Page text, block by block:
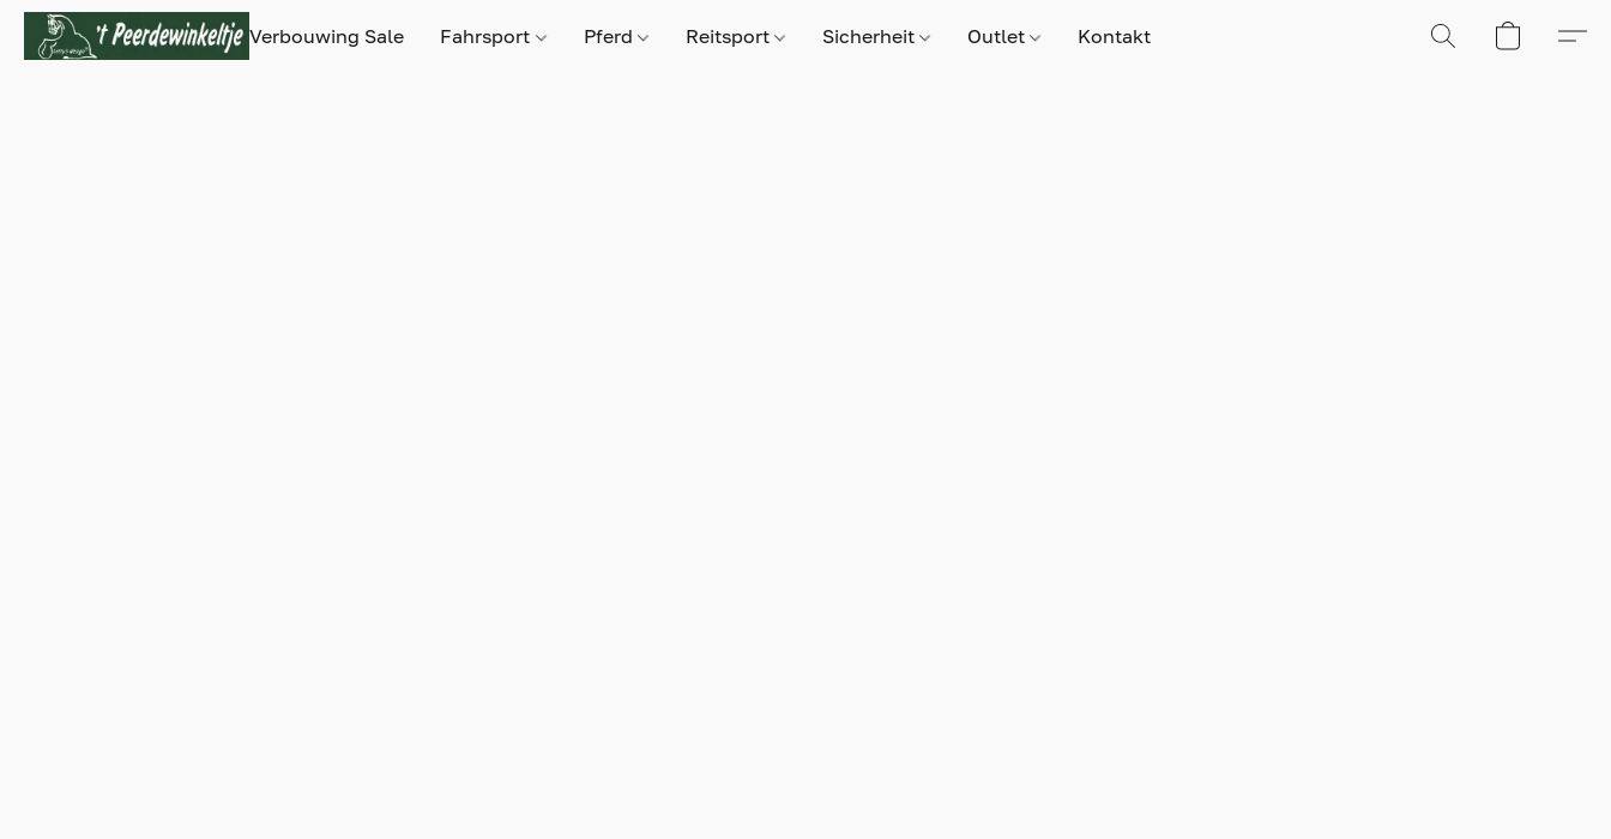
Verbouwing Sale Fahrsport Pferd Reitsport Sicherheit Outlet Kontakt